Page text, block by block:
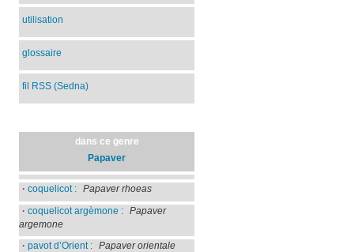
utilisation
glossaire
fil RSS (Sedna)
dans ce genre
Papaver
· coquelicot : Papaver rhoeas
· coquelicot argèmone : Papaver
argemone
· pavot d’Orient : Papaver orientale